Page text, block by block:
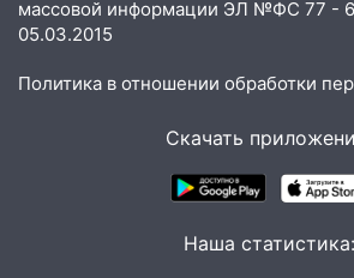
05:18 Судьба готовит
деньгами, а кого ждет
ракетную опасность:
массовой информации ЭЛ №ФС 77 -
05.03.2015
Политика в отношении обработки
Скачать
Наша статистика: